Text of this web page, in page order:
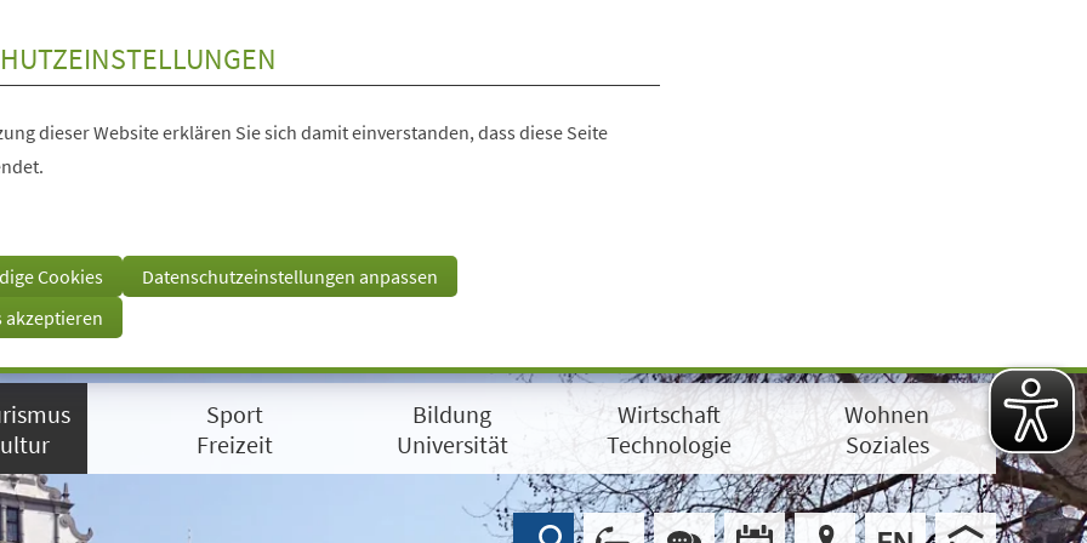
dieser Website erklären Sie sich damit einverstanden, dass diese Seite
Cookies
Datenschutzeinstellungen anpassen
akzeptieren
Sport
Freizeit
Bildung
Universität
Wirtschaft
Technologie
Wohnen
Soziales